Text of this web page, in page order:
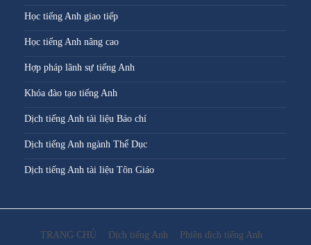
Học tiếng Anh giao tiếp
Học tiếng Anh nâng cao
Hợp pháp lãnh sự tiếng Anh
Khóa đào tạo tiếng Anh
Dịch tiếng Anh tài liệu Báo chí
Dịch tiếng Anh ngành Thể Dục
Dịch tiếng Anh tài liệu Tôn Giáo
TRANG CHỦ Dịch tiếng Anh Phiên dịch tiếng Anh